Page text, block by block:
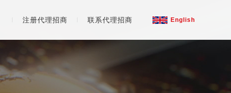
English
注册代理招商 联系代理招商